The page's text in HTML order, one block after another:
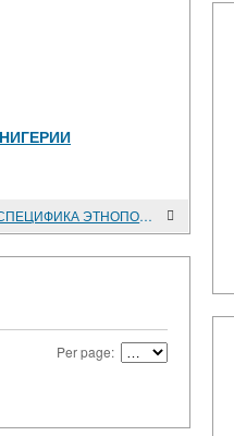
И. Д. ЗВЯГЕЛЬСКАЯ. СПЕЦИФИКА ЭТНОПОЛИТИЧЕСКИХ КОНФЛИКТОВ И ПОДХОДЫ К ИХ УРЕГУЛИРОВАНИЮ
Per page: